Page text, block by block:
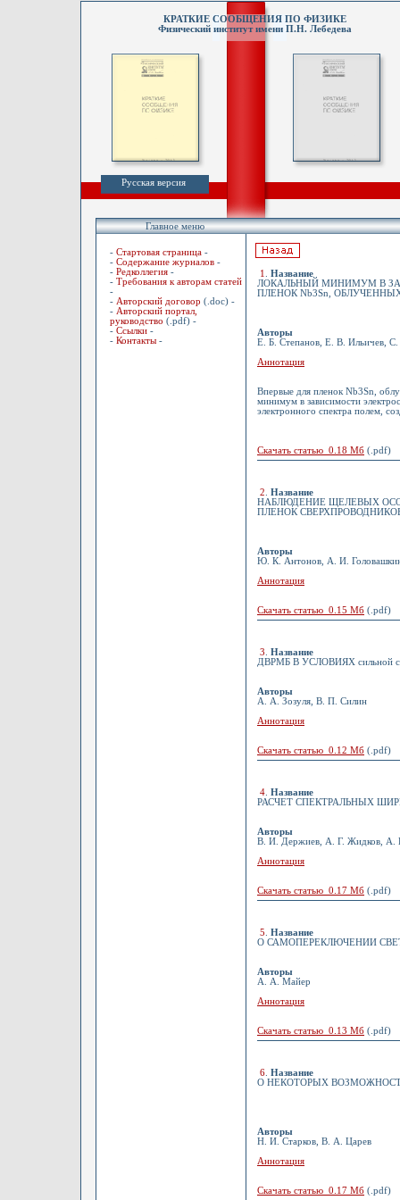
КРАТКИЕ СООБЩЕНИЯ ПО ФИЗИКЕ
Физический институт имени П.Н. Лебедева
Русская версия
Главное меню
- Стартовая страница -
- Содержание журналов -
- Редколлегия -
- Требования к авторам статей
-
- Авторский договор (.doc) -
- Авторский портал,
руководство (.pdf) -
- Ссылки -
- Контакты -
1
Название
ЛОКАЛЬНЫЙ МИНИМУМ В
ПЛЕНОК Nb3Sn,
Авторы
Е. Б. Степанов, Е. В. Ильичев,
Аннотация
Впервые для пленок Nb3Sn,
минимум в зависимости
электронного спектра полем,
Скачать статью 0.18 Мб (.pdf)
2
Название
НАБЛЮДЕНИЕ ЩЕЛЕВЫХ
ПЛЕНОК
Авторы
Ю. К. Антонов, А. И.
Аннотация
Скачать статью 0.15 Мб (.pdf)
3
Название
ДВРМБ В УСЛОВИЯХ сильной
Авторы
А. А. Зозуля, В. П. Силин
Аннотация
Скачать статью 0.12 Мб (.pdf)
4 Название
РАСЧЕТ СПЕКТРАЛЬНЫХ
Авторы
В. И. Держиев, А. Г. Жидков, А.
Аннотация
Скачать статью 0.17 Мб (.pdf)
5
Название
О САМОПЕРЕКЛЮЧЕНИИ
Авторы
А. А. Майер
Аннотация
Скачать статью 0.13 Мб (.pdf)
6 Название
О НЕКОТОРЫХ
Авторы
Н. И. Старков, В. А. Царев
Аннотация
Скачать статью 0.17 Мб (.pdf)